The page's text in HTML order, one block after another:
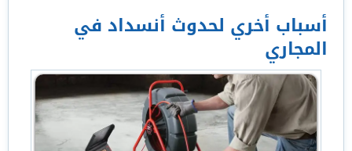
أسباب أخري لحدوث أنسداد في
المجاري